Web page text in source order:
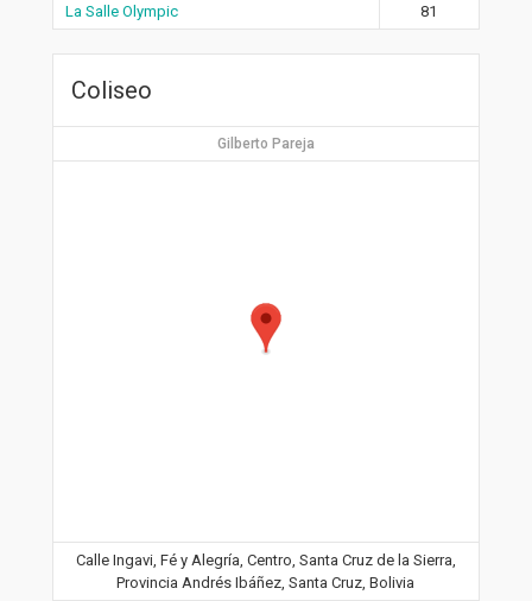
La Salle Olympic
81
Coliseo
Gilberto Pareja
Calle Ingavi, Fé y Alegría, Centro, Santa Cruz de la Sierra,
Provincia Andrés Ibáñez, Santa Cruz, Bolivia